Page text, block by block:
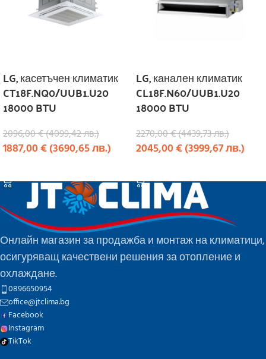
LG, касетъчен климатик
CT18F.NQ0/UUB1.U20
18000 BTU
2096,00€(4099,42лв.)
1887,00€(3690,65лв.)
LG, канален климатик
CL18F.N60/UUB1.U20
18000 BTU
2270,00€(4439,73лв.)
2045,00€(3999,67лв.)
Онлайн магазин за продажба и монтаж на климатици,
осигуряващ качествени решения за отопление и
охлаждане.
0896650954
office@jtclima.bg
Facebook
Instagram
TikTok